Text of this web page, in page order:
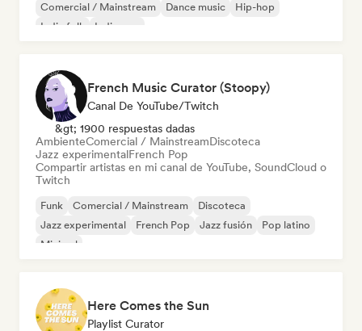
Comercial / Mainstream Dance music
Hip-hop
Indie folk
Indie pop
French Music Curator (Stoopy)
Canal De YouTube/Twitch
&gt; 1900 respuestas dadas
AmbienteComercial / MainstreamDiscoteca
Jazz experimentalFrench Pop
Compartir artistas en mi canal de YouTube, SoundCloud o
Twitch
Funk Comercial / Mainstream
Discoteca
Jazz experimental
French Pop Jazz fusión
Pop latino
Minimal
Here Comes the Sun
Playlist Curator